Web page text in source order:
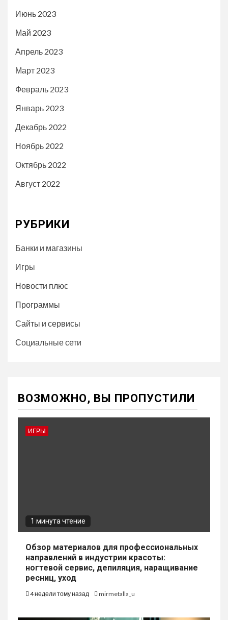
Июнь 2023
Май 2023
Апрель 2023
Март 2023
Февраль 2023
Январь 2023
Декабрь 2022
Ноябрь 2022
Октябрь 2022
Август 2022
РУБРИКИ
Банки и магазины
Игры
Новости плюс
Программы
Сайты и сервисы
Социальные сети
ВОЗМОЖНО, ВЫ ПРОПУСТИЛИ
ИГРЫ
1 минута чтение
Обзор материалов для профессиональных
направлений в индустрии красоты:
ногтевой сервис, депиляция, наращивание
ресниц, уход
4 недели тому назад mirmetalla_u